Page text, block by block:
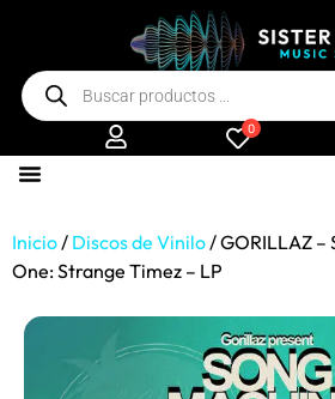
0
Inicio/ Discos de Vinilo/ GORILLAZ –
One: Strange Timez – LP